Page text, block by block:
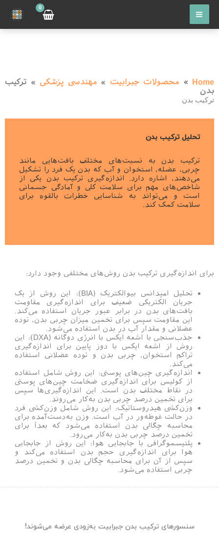
پرش
محتوا
Home
» محصولات جبرابیت »مهندسی پزشکی » ترکیب
بدن
ترکیب بدن
تحلیل ترکیب بدن
ترکیب بدن به نسبت‌های مختلف بافت‌هایی مانند
چربی، عضله، استخوان و آب که بدن یک فرد را تشکیل
می‌دهند، اشاره دارد. اندازه‌گیری ترکیب بدن یکی از
شاخص‌های مهم برای سلامت کلی و آمادگی جسمانی
است و می‌تواند به شناسایی خطرات بالقوه برای
سلامت کمک کند.
برای اندازه‌گیری ترکیب بدن روش‌های مختلفی وجود دارد:
تحلیل امپدانس بیوالکتریک (BIA): این روش از یک
جریان الکتریکی ضعیف برای اندازه‌گیری مقاومت
بافت‌های بدن در برابر عبور جریان استفاده می‌کند.
این مقاومت سپس برای تخمین میزان چربی بدن، توده
عضلانی و مقدار آب در بدن استفاده می‌شود.
جذب‌سنجی با اشعه ایکس با انرژی دوگانه (DXA): این
روش از اشعه ایکس با دوز پایین برای اندازه‌گیری
تراکم استخوان، چربی بدن و توده عضلانی استفاده
می‌کند.
اندازه‌گیری چین‌های پوستی: این روش شامل استفاده
از کولیس برای اندازه‌گیری ضخامت چین‌های پوستی
در نقاط مختلف بدن است. این اندازه‌گیری‌ها سپس
برای تخمین درصد چربی بدن به‌کار می‌روند.
وزن‌کشی هیدروستاتیک: این روش شامل وزن‌کشی فرد
در حالت غوطه‌ور در آب است. وزن به‌دست‌آمده برای
محاسبه چگالی بدن استفاده می‌شود که بعداً برای
تخمین درصد چربی بدن به‌کار می‌رود.
پلتیسموگرافی با جابجایی هوا: این روش از جابجایی
هوا برای اندازه‌گیری حجم بدن استفاده می‌کند و
سپس از آن برای محاسبه چگالی بدن و تخمین درصد
چربی استفاده می‌شود.
سنسورهای ترکیب بدن جبرابیت به‌زودی عرضه می‌شوند!